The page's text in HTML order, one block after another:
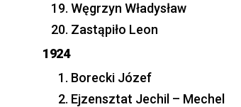
Węgrzyn Władysław
Zastąpiło Leon
1924
Borecki Józef
Ejzensztat Jechil – Mechel